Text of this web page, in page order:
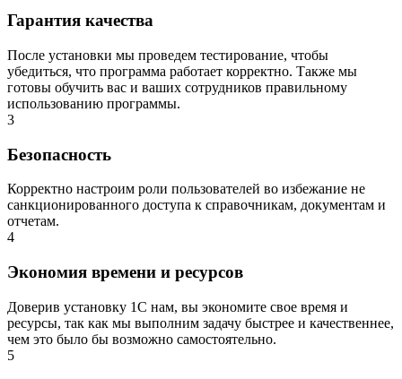
Гарантия качества
После установки мы проведем тестирование, чтобы
убедиться, что программа работает корректно. Также мы
готовы обучить вас и ваших сотрудников правильному
использованию программы.
3
Безопасность
Корректно настроим роли пользователей во избежание не
санкционированного доступа к справочникам, документам и
отчетам.
4
Экономия времени и ресурсов
Доверив установку 1С нам, вы экономите свое время и
ресурсы, так как мы выполним задачу быстрее и качественнее,
чем это было бы возможно самостоятельно.
5